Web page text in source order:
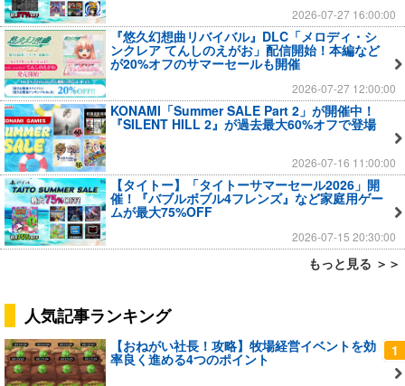
2026-07-27 16:00:00
『悠久幻想曲リバイバル』DLC「メロディ・シ
ンクレア てんしのえがお」配信開始！本編など
が20%オフのサマーセールも開催
2026-07-27 12:00:00
KONAMI「Summer SALE Part 2」が開催中！
『SILENT HILL 2』が過去最大60%オフで登場
2026-07-16 11:00:00
【タイトー】「タイトーサマーセール2026」開
催！『バブルボブル4フレンズ』など家庭用ゲー
ムが最大75%OFF
2026-07-15 20:30:00
もっと見る ＞＞
人気記事ランキング
1
【おねがい社長！攻略】牧場経営イベントを効
率良く進める4つのポイント